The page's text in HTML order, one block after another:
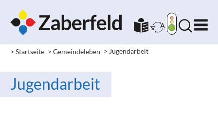
> Startseite > Gemeindeleben > Jugendarbeit
Jugendarbeit